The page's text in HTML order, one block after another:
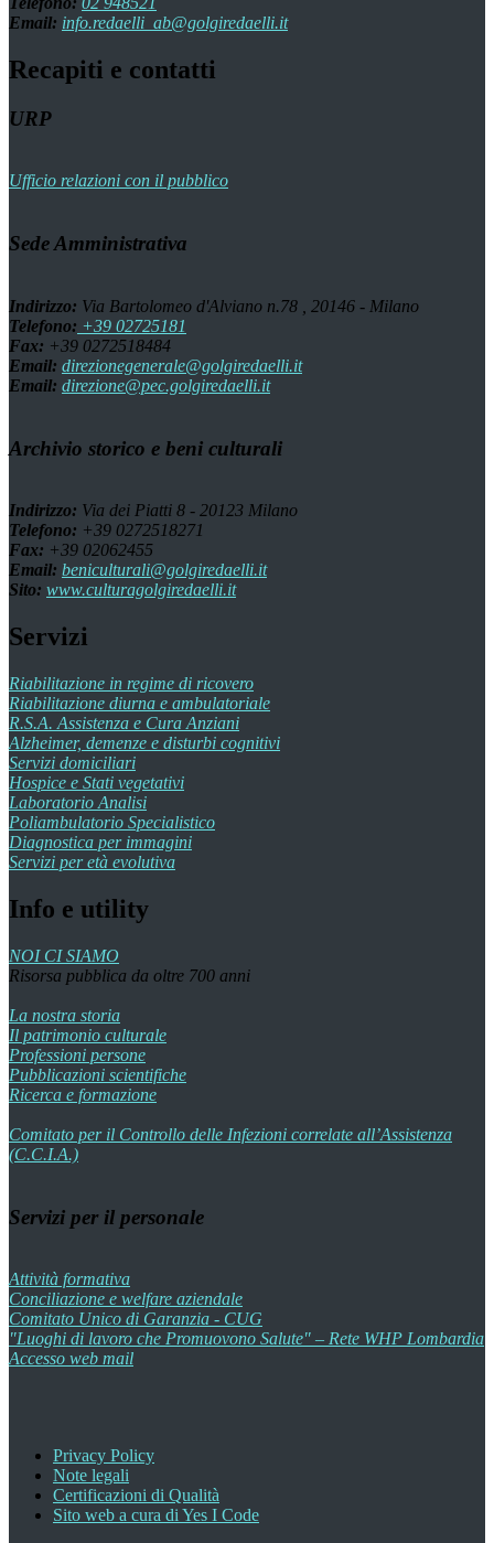
Email: info.redaelli_ab@golgiredaelli.it
Recapiti e contatti
URP
Ufficio relazioni con il pubblico
Sede Amministrativa
Indirizzo: Via Bartolomeo d'Alviano n.78 , 20146 - Milano
Telefono: +39 02725181
Fax: +39 0272518484
Email: direzionegenerale@golgiredaelli.it
Email: direzione@pec.golgiredaelli.it
Archivio storico e beni culturali
Indirizzo: Via dei Piatti 8 - 20123 Milano
Telefono: +39 0272518271
Fax: +39 02062455
Email: beniculturali@golgiredaelli.it
Sito: www.culturagolgiredaelli.it
Servizi
Riabilitazione in regime di ricovero
Riabilitazione diurna e ambulatoriale
R.S.A. Assistenza e Cura Anziani
Alzheimer, demenze e disturbi cognitivi
Servizi domiciliari
Hospice e Stati vegetativi
Laboratorio Analisi
Poliambulatorio Specialistico
Diagnostica per immagini
Servizi per età evolutiva
Info e utility
NOI CI SIAMO
Risorsa pubblica da oltre 700 anni
La nostra storia
Il patrimonio culturale
Professioni persone
Pubblicazioni scientifiche
Ricerca e formazione
Comitato per il Controllo delle Infezioni correlate all’Assistenza
(C.C.I.A.)
Servizi per il personale
Attività formativa
Conciliazione e welfare aziendale
Comitato Unico di Garanzia - CUG
"Luoghi di lavoro che Promuovono Salute" – Rete WHP Lombardia
Accesso web mail
Privacy Policy
Note legali
Certificazioni di Qualità
Sito web a cura di Yes I Code